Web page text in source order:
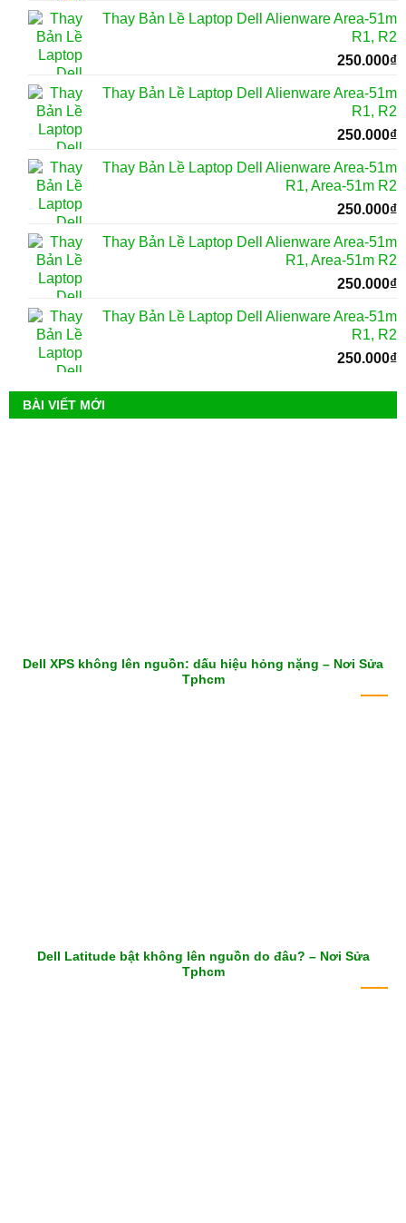
Thay Bản Lề Laptop Dell Alienware Area-51m
R1, R2
250.000₫
Thay Bản Lề Laptop Dell Alienware Area-51m
R1, R2
250.000₫
Thay Bản Lề Laptop Dell Alienware Area-51m
R1, Area-51m R2
250.000₫
Thay Bản Lề Laptop Dell Alienware Area-51m
R1, Area-51m R2
250.000₫
Thay Bản Lề Laptop Dell Alienware Area-51m
R1, R2
250.000₫
BÀI VIẾT MỚI
Dell XPS không lên nguồn: dấu hiệu hỏng nặng – Nơi Sửa
Tphcm
Dell Latitude bật không lên nguồn do đâu? – Nơi Sửa
Tphcm